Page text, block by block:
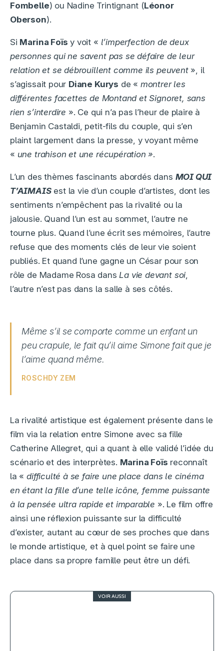
Fombelle) ou Nadine Trintignant (Léonor
Oberson).
Si Marina Foïs y voit « l’imperfection de deux
personnes qui ne savent pas se défaire de leur
relation et se débrouillent comme ils peuvent», il
s’agissait pour Diane Kurys de « montrer les
différentes facettes de Montand et Signoret, sans
rien s’interdire ». Ce qui n’a pas l’heur de plaire à
Benjamin Castaldi, petit-fils du couple, qui s’en
plaint largement dans la presse, y voyant même
« une trahison et une récupération ».
L’un des thèmes fascinants abordés dans MOI QUI
T’AIMAISest la vie d’un couple d’artistes, dont les
sentiments n’empêchent pas la rivalité ou la
jalousie. Quand l’un est au sommet, l’autre ne
tourne plus. Quand l’une écrit ses mémoires, l’autre
refuse que des moments clés de leur vie soient
publiés. Et quand l’une gagne un César pour son
rôle de Madame Rosa dansLa vie devant soi,
l’autre n’est pas dans la salle à ses côtés.
Même s’il se comporte comme un enfant un
peu crapule, le fait qu’il aime Simone fait que je
l’aime quand même.
ROSCHDY ZEM
La rivalité artistique est également présente dans le
film via la relation entre Simone avec sa fille
Catherine Allegret, qui a quant à elle validé l’idée du
scénario et des interprètes. Marina Foïs reconnaît
la «difficulté à se faire une place dans le cinéma
en étant la fille d’une telle icône, femme puissante
à la pensée ultra rapide et imparable ». Le film offre
ainsi une réflexion puissante sur la difficulté
d’exister, autant au cœur de ses proches que dans
le monde artistique, et à quel point se faire une
place dans sa propre famille peut être un défi.
VOIR AUSSI